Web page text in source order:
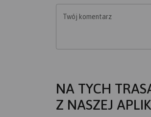
Twój komentarz
NA TYCH
Z NASZEJ